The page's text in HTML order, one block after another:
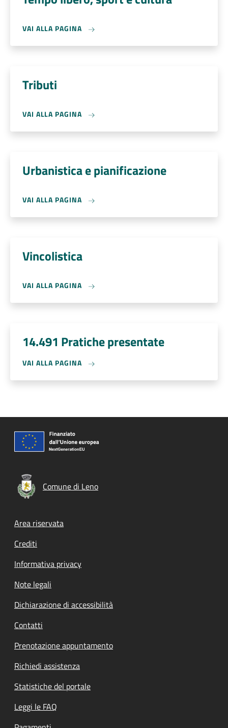
VAI ALLA PAGINA
Tributi
VAI ALLA PAGINA
Urbanistica e pianificazione
VAI ALLA PAGINA
Vincolistica
VAI ALLA PAGINA
14.491 Pratiche presentate
VAI ALLA PAGINA
Comune di Leno
Footer menu
Area riservata
Crediti
Informativa privacy
Note legali
Dichiarazione di accessibilità
Contatti
Prenotazione appuntamento
Richiedi assistenza
Statistiche del portale
Leggi le FAQ